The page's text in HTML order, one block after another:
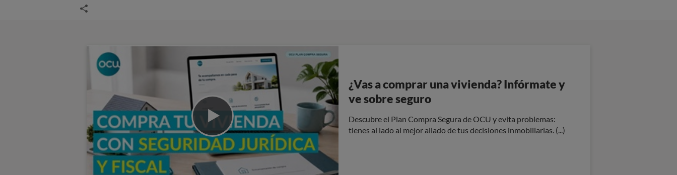
¿Vas a comprar una vivienda? Infórmate y
ve sobre seguro
Descubre el Plan Compra Segura de OCU y evita problemas:
tienes al lado al mejor aliado de tus decisiones inmobiliarias. (...)